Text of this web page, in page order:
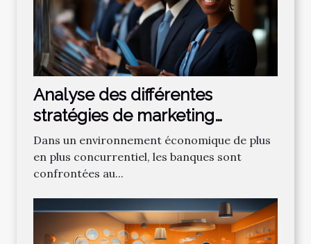
Analyse des différentes
stratégies de marketing
bancaire pour attirer de
nouveaux clients
Dans un environnement économique de plus
en plus concurrentiel, les banques sont
confrontées au...